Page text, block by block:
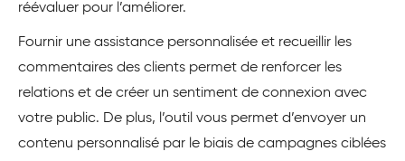
réévaluer pour l’améliorer.
Fournir une assistance personnalisée et recueillir les
commentaires des clients permet de renforcer les
relations et de créer un sentiment de connexion avec
votre public. De plus, l’outil vous permet d’envoyer un
contenu personnalisé par le biais de campagnes ciblées